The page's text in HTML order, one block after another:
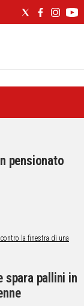
pensionato
spara pallini in